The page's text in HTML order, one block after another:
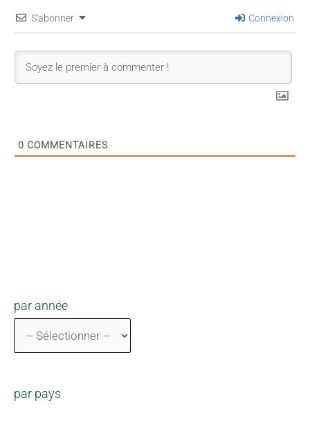
S'abonner Connexion
0 COMMENTAIRES
par année
par pays